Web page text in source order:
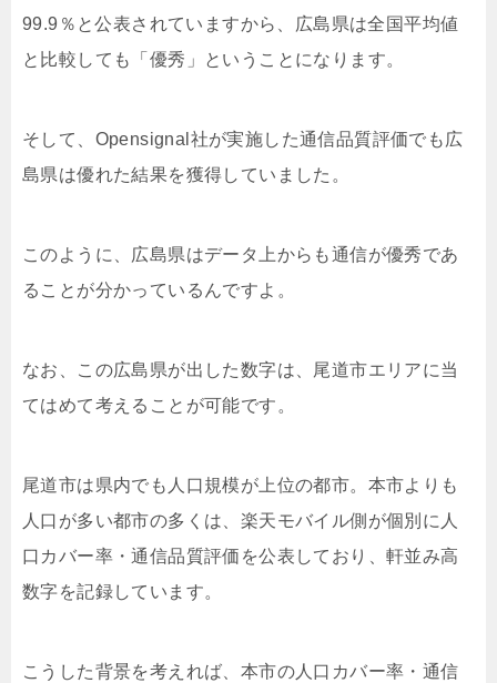
99.9％と公表されていますから、広島県は全国平均値
と比較しても「優秀」ということになります。
そして、Opensignal社が実施した通信品質評価でも広
島県は優れた結果を獲得していました。
このように、広島県はデータ上からも通信が優秀であ
ることが分かっているんですよ。
なお、この広島県が出した数字は、尾道市エリアに当
てはめて考えることが可能です。
尾道市は県内でも人口規模が上位の都市。本市よりも
人口が多い都市の多くは、楽天モバイル側が個別に人
口カバー率・通信品質評価を公表しており、軒並み高
数字を記録しています。
こうした背景を考えれば、本市の人口カバー率・通信